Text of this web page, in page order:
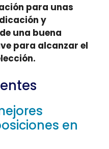
para unas
y
una buena
para alcanzar el
en